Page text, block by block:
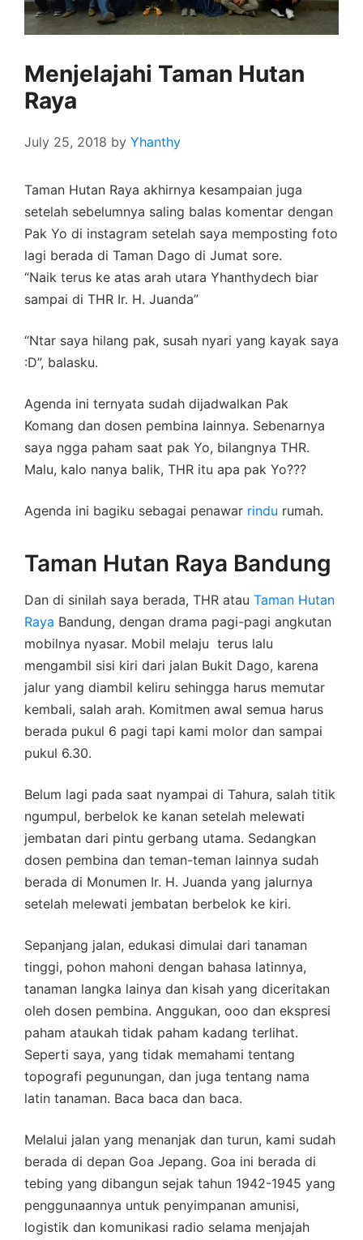
Menjelajahi Taman Hutan
Raya
July 25, 2018 by Yhanthy
Taman Hutan Raya akhirnya kesampaian juga
setelah sebelumnya saling balas komentar dengan
Pak Yo di instagram setelah saya memposting foto
lagi berada di Taman Dago di Jumat sore.
“Naik terus ke atas arah utara Yhanthydech biar
sampai di THR Ir. H. Juanda”
“Ntar saya hilang pak, susah nyari yang kayak saya
:D”, balasku.
Agenda ini ternyata sudah dijadwalkan Pak
Komang dan dosen pembina lainnya. Sebenarnya
saya ngga paham saat pak Yo, bilangnya THR.
Malu, kalo nanya balik, THR itu apa pak Yo???
Agenda ini bagiku sebagai penawar rindu rumah.
Taman Hutan Raya Bandung
Dan di sinilah saya berada, THR atau Taman Hutan
Raya Bandung, dengan drama pagi-pagi angkutan
mobilnya nyasar. Mobil melaju terus lalu
mengambil sisi kiri dari jalan Bukit Dago, karena
jalur yang diambil keliru sehingga harus memutar
kembali, salah arah. Komitmen awal semua harus
berada pukul 6 pagi tapi kami molor dan sampai
pukul 6.30.
Belum lagi pada saat nyampai di Tahura, salah titik
ngumpul, berbelok ke kanan setelah melewati
jembatan dari pintu gerbang utama. Sedangkan
dosen pembina dan teman-teman lainnya sudah
berada di Monumen Ir. H. Juanda yang jalurnya
setelah melewati jembatan berbelok ke kiri.
Sepanjang jalan, edukasi dimulai dari tanaman
tinggi, pohon mahoni dengan bahasa latinnya,
tanaman langka lainya dan kisah yang diceritakan
oleh dosen pembina. Anggukan, ooo dan ekspresi
paham ataukah tidak paham kadang terlihat.
Seperti saya, yang tidak memahami tentang
topografi pegunungan, dan juga tentang nama
latin tanaman. Baca baca dan baca.
Melalui jalan yang menanjak dan turun, kami sudah
berada di depan Goa Jepang. Goa ini berada di
tebing yang dibangun sejak tahun 1942-1945 yang
penggunaannya untuk penyimpanan amunisi,
logistik dan komunikasi radio selama menjajah